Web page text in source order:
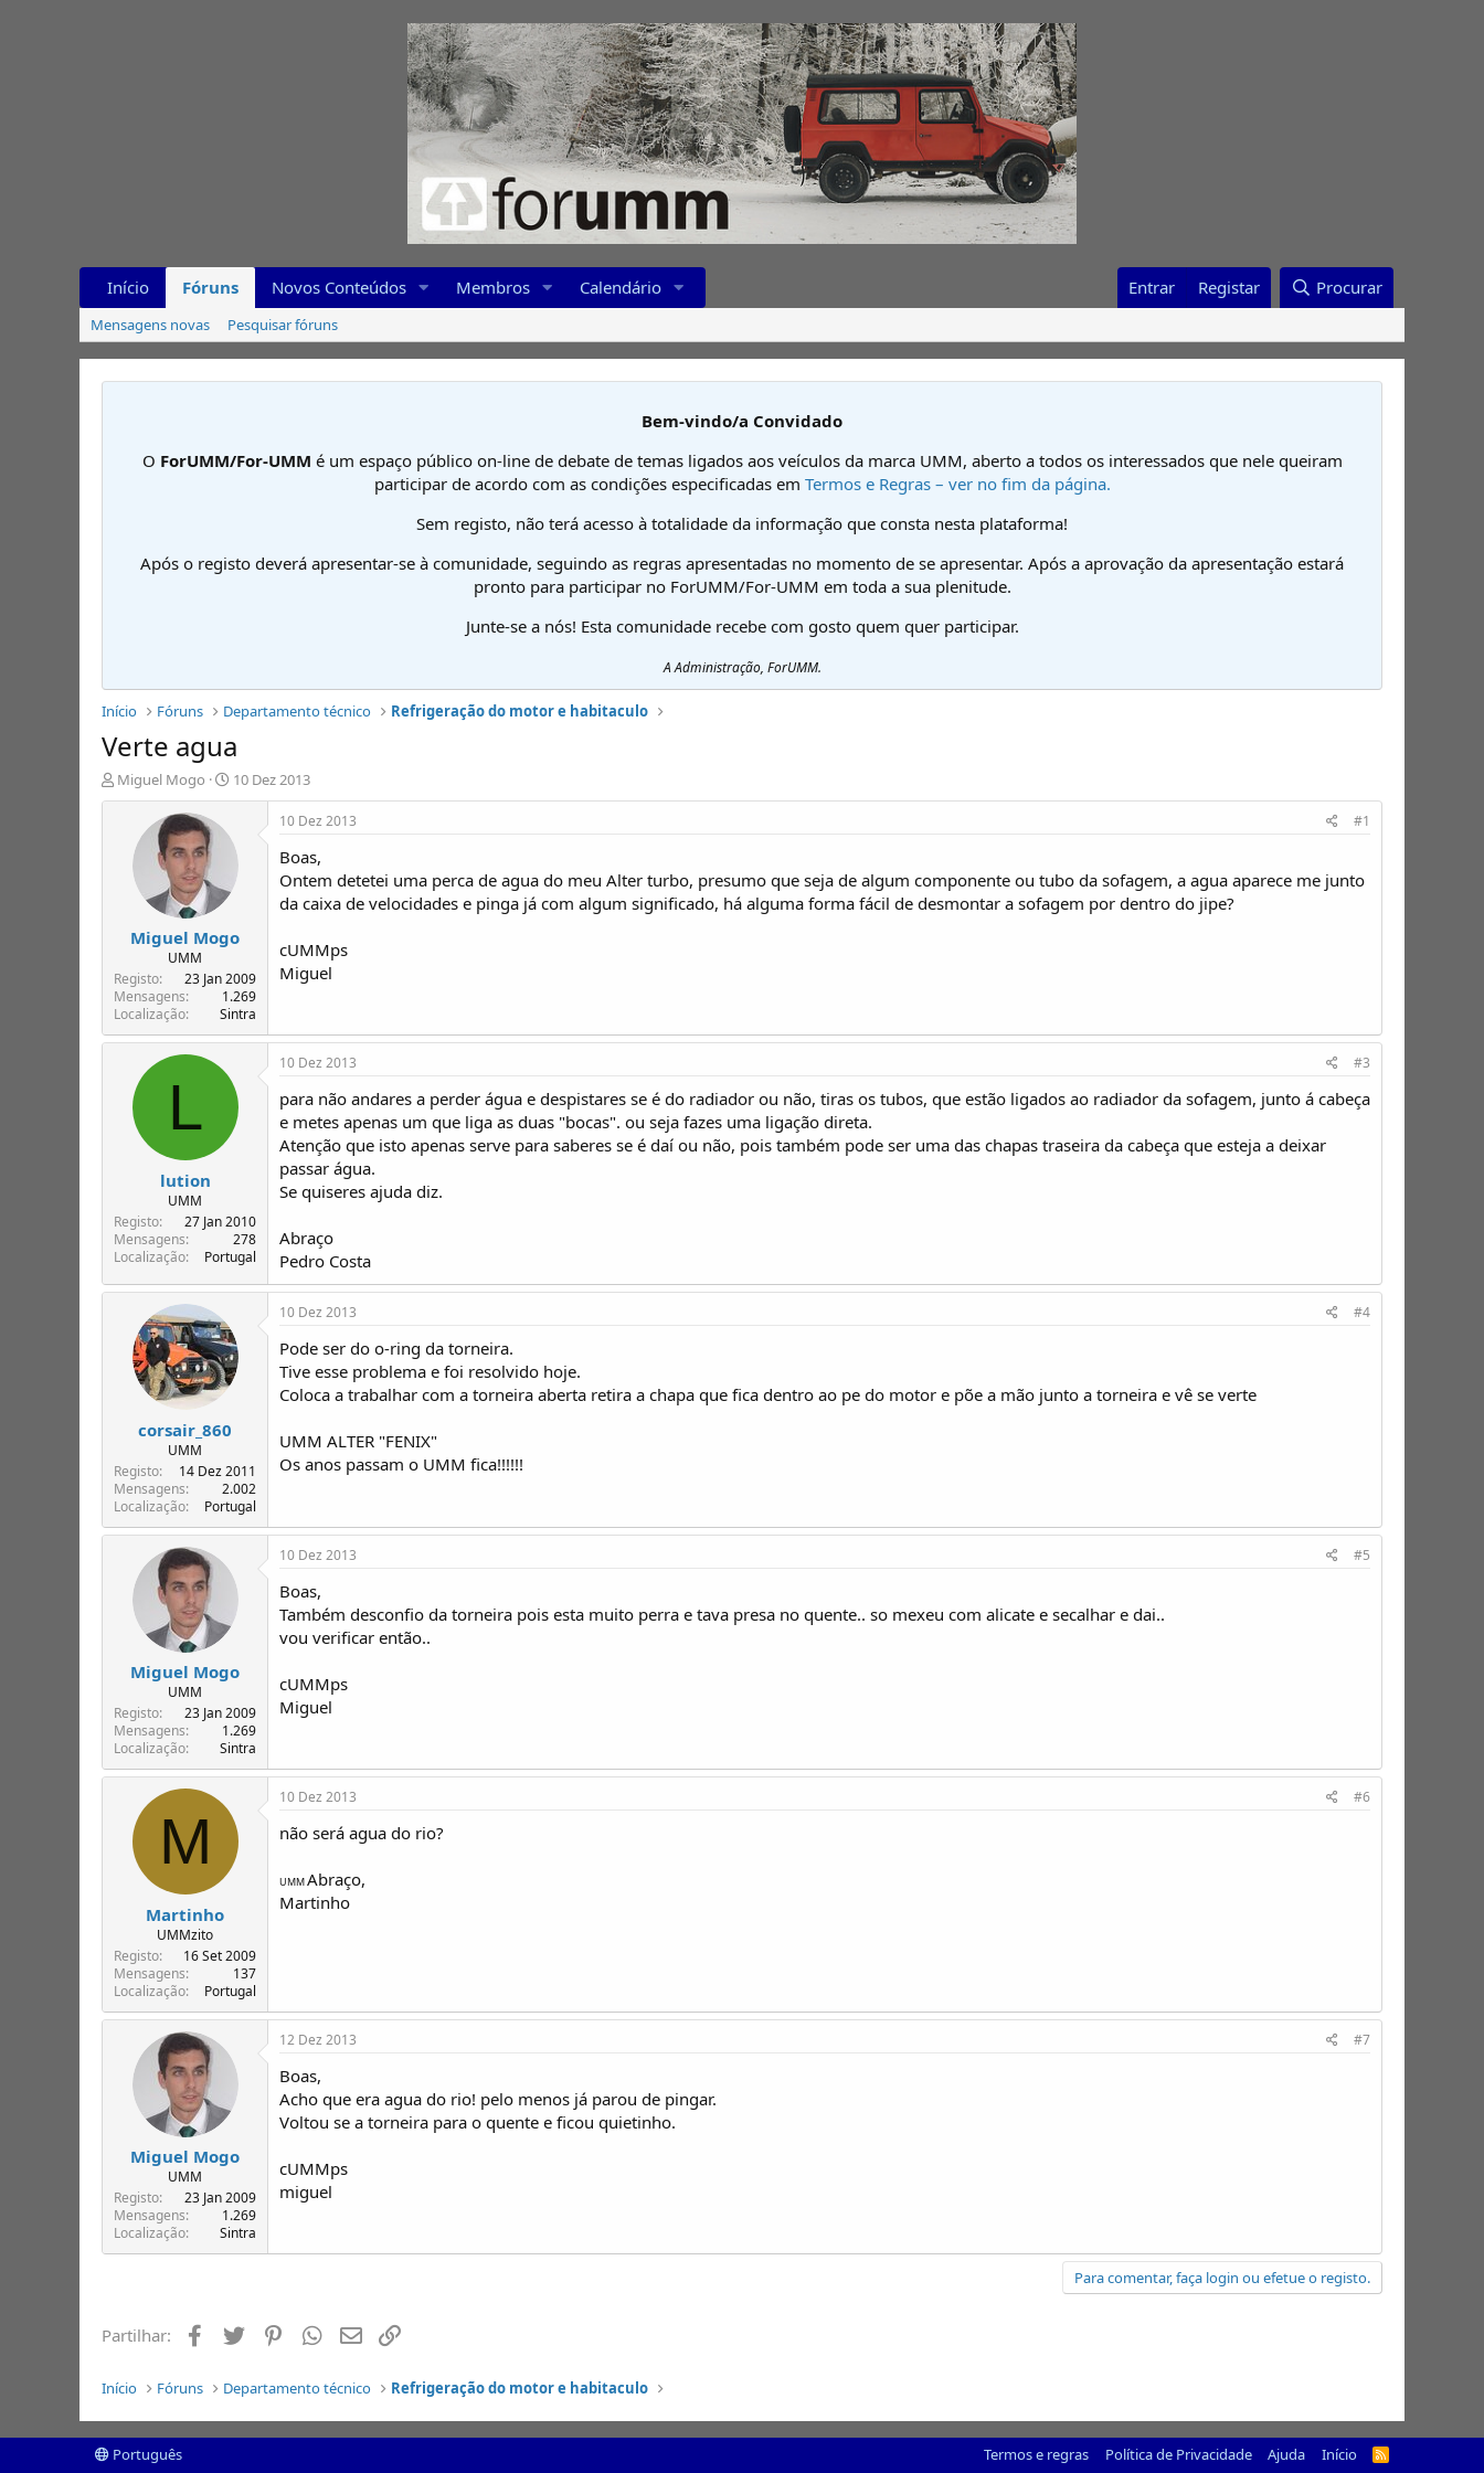
Início Fóruns Novos Conteúdos Membros Calendário Entrar Registar Procurar
Mensagens novas Pesquisar fóruns
Bem-vindo/a Convidado
O ForUMM/For-UMM é um espaço público on-line de debate de temas ligados aos veículos da marca UMM, aberto a todos os interessados que nele queiram
participar de acordo com as condições especificadas em Termos e Regras – ver no fim da página.
Sem registo, não terá acesso à totalidade da informação que consta nesta plataforma!
Após o registo deverá apresentar-se à comunidade, seguindo as regras apresentadas no momento de se apresentar. Após a aprovação da apresentação estará
pronto para participar no ForUMM/For-UMM em toda a sua plenitude.
Junte-se a nós! Esta comunidade recebe com gosto quem quer participar.
A Administração, ForUMM.
Início Fóruns Departamento técnico Refrigeração do motor e habitaculo
Verte agua
I
n
e
T
ó
p
Miguel Mogo
D
a
a
d
e
í
i
o
10 Dez 2013
Miguel Mogo
UMM
Registo
23 Jan 2009
Mensagens
1.269
Localização
Sintra
10 Dez 2013 #1
Boas,
Ontem detetei uma perca de agua do meu Alter turbo, presumo que seja de algum componente ou tubo da sofagem, a agua aparece me junto
da caixa de velocidades e pinga já com algum significado, há alguma forma fácil de desmontar a sofagem por dentro do jipe?
cUMMps
Miguel
L
lution
UMM
Registo
27 Jan 2010
Mensagens
278
Localização
Portugal
10 Dez 2013 #3
para não andares a perder água e despistares se é do radiador ou não, tiras os tubos, que estão ligados ao radiador da sofagem, junto á cabeça
e metes apenas um que liga as duas "bocas". ou seja fazes uma ligação direta.
Atenção que isto apenas serve para saberes se é daí ou não, pois também pode ser uma das chapas traseira da cabeça que esteja a deixar
passar água.
Se quiseres ajuda diz.
Abraço
Pedro Costa
corsair_860
UMM
Registo
14 Dez 2011
Mensagens
2.002
Localização
Portugal
10 Dez 2013 #4
Pode ser do o-ring da torneira.
Tive esse problema e foi resolvido hoje.
Coloca a trabalhar com a torneira aberta retira a chapa que fica dentro ao pe do motor e põe a mão junto a torneira e vê se verte
UMM ALTER "FENIX"
Os anos passam o UMM fica!!!!!!
Miguel Mogo
UMM
Registo
23 Jan 2009
Mensagens
1.269
Localização
Sintra
10 Dez 2013 #5
Boas,
Também desconfio da torneira pois esta muito perra e tava presa no quente.. so mexeu com alicate e secalhar e dai..
vou verificar então..
cUMMps
Miguel
M
Martinho
UMMzito
Registo
16 Set 2009
Mensagens
137
Localização
Portugal
10 Dez 2013 #6
não será agua do rio?
UMMAbraço,
Martinho
Miguel Mogo
UMM
Registo
23 Jan 2009
Mensagens
1.269
Localização
Sintra
12 Dez 2013 #7
Boas,
Acho que era agua do rio! pelo menos já parou de pingar.
Voltou se a torneira para o quente e ficou quietinho.
cUMMps
miguel
Para comentar, faça login ou efetue o registo.
Partilhar: Facebook
Twitter PinterestWhatsapp
Email
Início Fóruns Departamento técnico Refrigeração do motor e habitaculo
Português Termos e regras Política de Privacidade Ajuda Início
R